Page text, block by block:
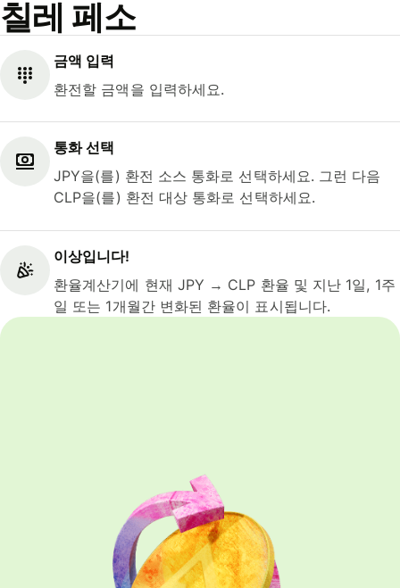
칠레 페소
금액 입력
환전할 금액을 입력하세요.
통화 선택
JPY을(를) 환전 소스 통화로 선택하세요. 그런 다음
CLP을(를) 환전 대상 통화로 선택하세요.
이상입니다!
환율계산기에 현재 JPY → CLP 환율 및 지난 1일, 1주
일 또는 1개월간 변화된 환율이 표시됩니다.